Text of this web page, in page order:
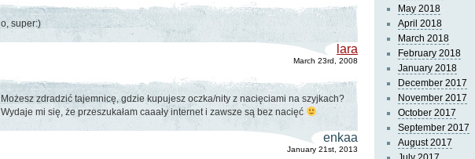
o, super:)
lara
March 23rd, 2008
Możesz zdradzić tajemnicę, gdzie kupujesz oczka/nity z nacięciami na szyjkach?
Wydaje mi się, że przeszukałam caaały internet i zawsze są bez nacięć
enkaa
January 21st, 2013
May 2018
April 2018
March 2018
February 2018
January 2018
December 2017
November 2017
October 2017
September 2017
August 2017